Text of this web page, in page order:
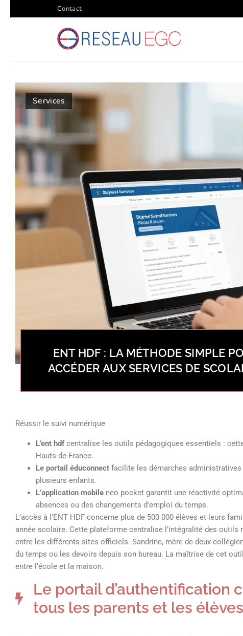
Contact
Services
ENT HDF : LA MÉTHODE SIMPLE
ACCÉDER AUX SERVICES DE
Réussir le suivi numérique
L’ent hdfcentralise les outils pédagogiques essentiels :
Hauts-de-France.
Le portail éduconnect facilite les démarches
plusieurs enfants.
L’application mobile neo pocket garantit une réactivité
absences ou des changements d’emploi du temps.
L’accès à l’ENT HDF concerne plus de 500 000 élèves et leurs
année scolaire. Cette plateforme centralise l’intégralité des
entre les différents sites officiels. Sandrine, mère de deux
du temps ou les devoirs depuis son bureau. La maîtrise de cet
entre l’école et la maison.
Le portail d’authentification
tous les parents et les élèves